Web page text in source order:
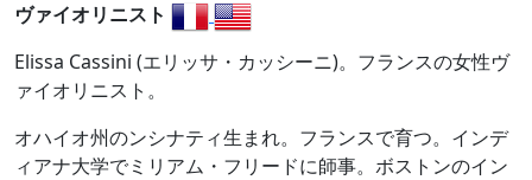
ヴァイオリニスト
Elissa Cassini (エリッサ・カッシーニ)。フランスの女性ヴ
ァイオリニスト。
オハイオ州のンシナティ生まれ。フランスで育つ。インデ
ィアナ大学でミリアム・フリードに師事。ボストンのイン